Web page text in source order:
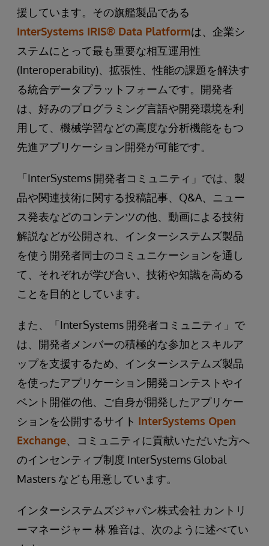
援しています。その旗艦製品である
InterSystems IRIS® Data Platformは、企業シ
ステムにとって最も重要な相互運用性
(Interoperability)、拡張性、性能の課題を解決す
る統合データプラットフォームです。開発者
は、好みのプログラミング言語や開発環境を利
用して、機械学習などの高度な分析機能をもつ
先進アプリケーション開発が可能です。
「InterSystems 開発者コミュニティ」では、製
品や関連技術に関する投稿記事、Q&A、ニュー
ス発表などのコンテンツの他、動画による技術
解説などが公開され、インターシステムズ製品
を使う開発者同士のコミュニケーションを通し
て、それぞれが学び合い、技術や知識を高める
ことを目的としています。
また、「InterSystems 開発者コミュニティ」で
は、開発者メンバーの積極的な参加とスキルア
ップを支援するため、インターシステムズ製品
を使ったアプリケーション開発コンテストやイ
ベント開催の他、ご自身が開発したアプリケー
ションを公開するサイト InterSystems Open
Exchange、コミュニティに貢献いただいた方へ
のインセンティブ制度 InterSystems Global
Masters なども用意しています。
インターシステムズジャパン株式会社 カントリ
ーマネージャー 林 雅音は、次のように述べてい